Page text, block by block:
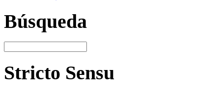
Búsqueda
Stricto Sensu